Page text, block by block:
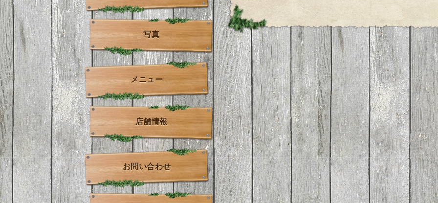
写真
メニュー
店舗情報
お問い合わせ